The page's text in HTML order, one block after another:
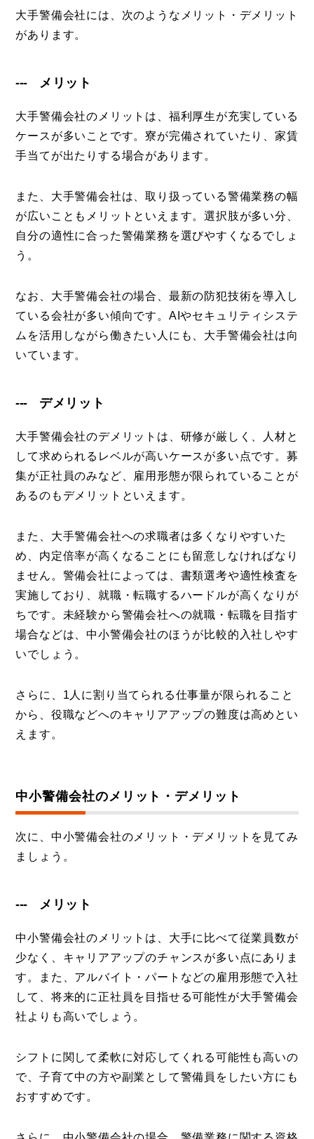
大手警備会社には、次のようなメリット・デメリット
があります。
メリット
大手警備会社のメリットは、福利厚生が充実している
ケースが多いことです。寮が完備されていたり、家賃
手当てが出たりする場合があります。
また、大手警備会社は、取り扱っている警備業務の幅
が広いこともメリットといえます。選択肢が多い分、
自分の適性に合った警備業務を選びやすくなるでしょ
う。
なお、大手警備会社の場合、最新の防犯技術を導入し
ている会社が多い傾向です。AIやセキュリティシステ
ムを活用しながら働きたい人にも、大手警備会社は向
いています。
デメリット
大手警備会社のデメリットは、研修が厳しく、人材と
して求められるレベルが高いケースが多い点です。募
集が正社員のみなど、雇用形態が限られていることが
あるのもデメリットといえます。
また、大手警備会社への求職者は多くなりやすいた
め、内定倍率が高くなることにも留意しなければなり
ません。警備会社によっては、書類選考や適性検査を
実施しており、就職・転職するハードルが高くなりが
ちです。未経験から警備会社への就職・転職を目指す
場合などは、中小警備会社のほうが比較的入社しやす
いでしょう。
さらに、1人に割り当てられる仕事量が限られること
から、役職などへのキャリアアップの難度は高めとい
えます。
中小警備会社のメリット・デメリット
次に、中小警備会社のメリット・デメリットを見てみ
ましょう。
メリット
中小警備会社のメリットは、大手に比べて従業員数が
少なく、キャリアアップのチャンスが多い点にありま
す。また、アルバイト・パートなどの雇用形態で入社
して、将来的に正社員を目指せる可能性が大手警備会
社よりも高いでしょう。
シフトに関して柔軟に対応してくれる可能性も高いの
で、子育て中の方や副業として警備員をしたい方にも
おすすめです。